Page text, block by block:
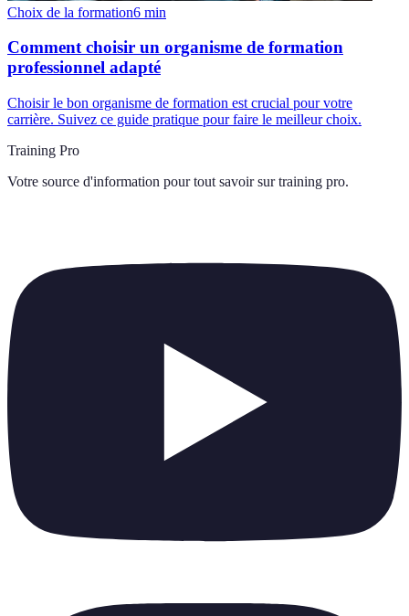
Choix de la formation6 min
Comment choisir un organisme de formation
professionnel adapté
Choisir le bon organisme de formation est crucial pour votre
carrière. Suivez ce guide pratique pour faire le meilleur choix.
Training Pro
Votre source d'information pour tout savoir sur training pro.